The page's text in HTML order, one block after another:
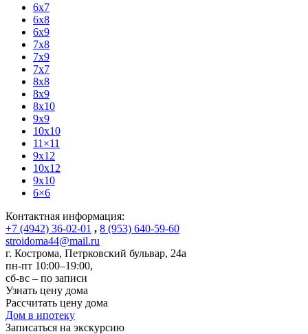
6x7
6x8
6x9
7x8
7x9
7x7
8x8
8x9
8x10
9x9
10x10
11×11
9x12
10x12
9x10
6×6
Контактная информация:
+7 (4942) 36-02-01 , 8 (953) 640-59-60
stroidoma44@mail.ru
г. Кострома, Петрковский бульвар, 24а
пн-пт 10:00–19:00,
сб-вс – по записи
Узнать цену дома
Рассчитать цену дома
Дом в ипотеку
Записаться на экскурсию